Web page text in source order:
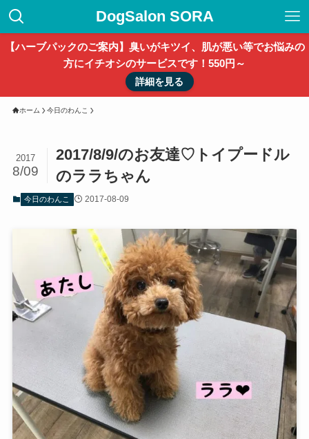
DogSalon SORA
【ハーブパックのご案内】臭いがキツイ、肌が悪い等でお悩みの
方にイチオシのサービスです！550円～
詳細を見る
ホーム 今日のわんこ
2017/8/9/のお友達♡トイプードル
のララちゃん
2017
8/09
今日のわんこ 2017-08-09